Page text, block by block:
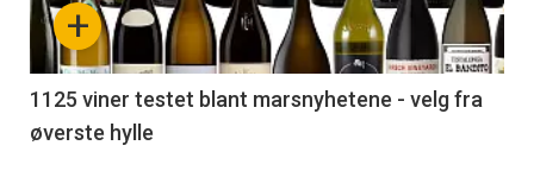
+
1125 viner testet blant marsnyhetene - velg fra
øverste hylle